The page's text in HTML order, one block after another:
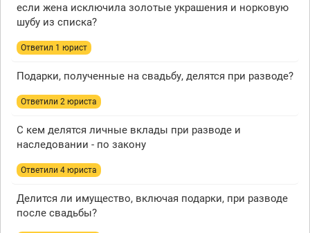
если жена исключила золотые украшения и норковую
шубу из списка?
Ответил 1 юрист
Подарки, полученные на свадьбу, делятся при разводе?
Ответили 2 юристa
С кем делятся личные вклады при разводе и
наследовании - по закону
Ответили 4 юристa
Делится ли имущество, включая подарки, при разводе
после свадьбы?